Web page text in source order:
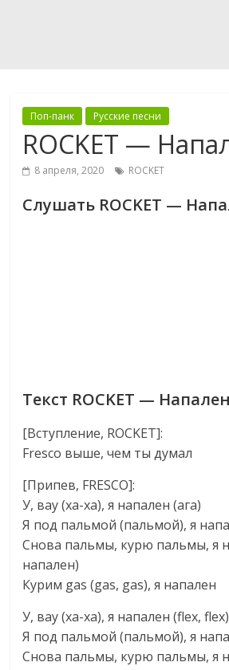
Поп-панк Русские песни
ROCKET —
8 апреля, 2020 ROCKET
Слушать ROCKET —
Текст ROCKET — Напален
[Вступление, ROCKET]:
Fresco выше, чем ты думал
[Припев, FRESCO]:
У, вау (ха-ха), я напален (ага)
Я под пальмой (пальмой), я
Снова пальмы, курю пальмы, я
напален)
Курим gas (gas, gas), я напален
У, вау (ха-ха), я напален (flex, flex)
Я под пальмой (пальмой), я
Снова пальмы, курю пальмы, я